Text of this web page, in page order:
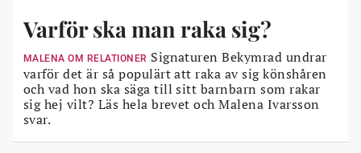
Varför ska man raka sig?
MALENA OM RELATIONER Signaturen Bekymrad undrar
varför det är så populärt att raka av sig könshåren
och vad hon ska säga till sitt barnbarn som rakar
sig hej vilt? Läs hela brevet och Malena Ivarsson
svar.